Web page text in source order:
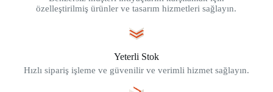
özelleştirilmiş ürünler ve tasarım hizmetleri sağlayın.
Yeterli Stok
Hızlı sipariş işleme ve güvenilir ve verimli hizmet sağlayın.